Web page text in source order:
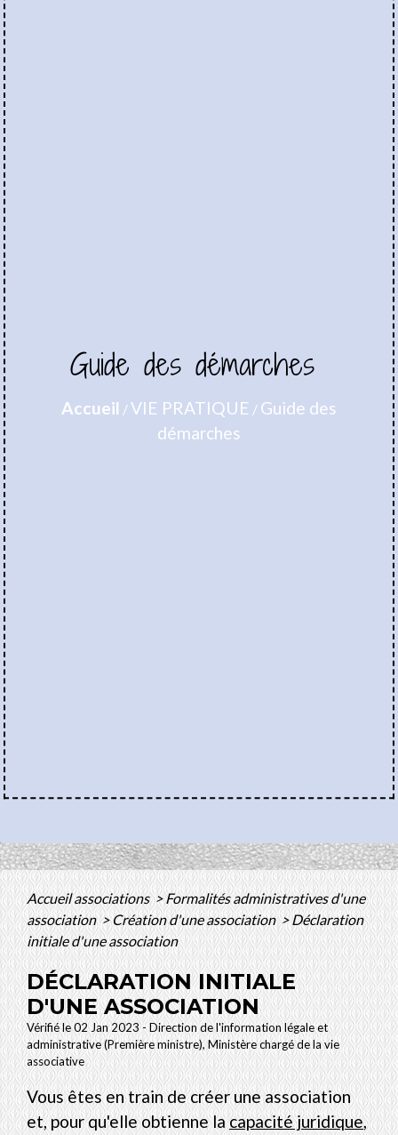
Guide des démarches
Accueil /VIE PRATIQUE / Guide des
démarches
Accueil associations>Formalités administratives d'une
association > Création d'une association> Déclaration
initiale d'une association
DÉCLARATION INITIALE
D'UNE ASSOCIATION
Vérifié le 02 Jan 2023 - Direction de l'information légale et
administrative (Première ministre), Ministère chargé de la vie
associative
Vous êtes en train de créer une association
et, pour qu'elle obtienne lacapacité juridique,